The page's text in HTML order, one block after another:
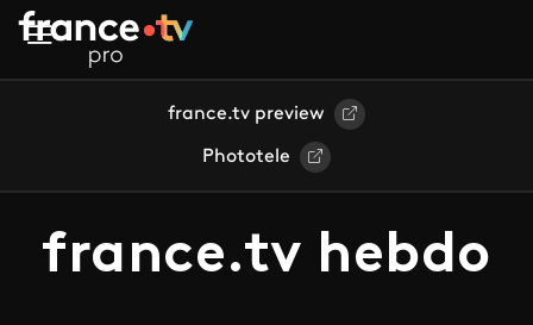
Aller au contenu principal
france.tv preview
Phototele
france.tv hebdo